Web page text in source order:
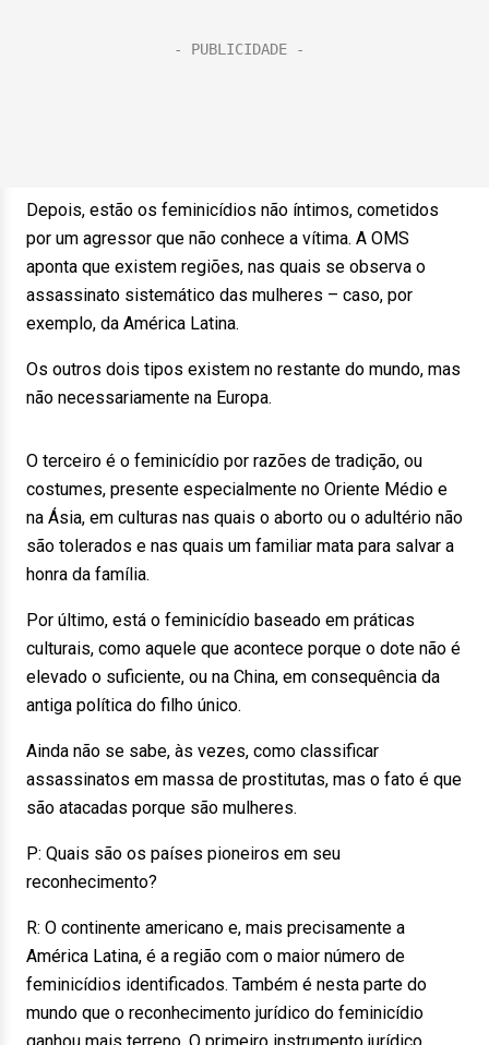
Depois, estão os feminicídios não íntimos, cometidos
por um agressor que não conhece a vítima. A OMS
aponta que existem regiões, nas quais se observa o
assassinato sistemático das mulheres – caso, por
exemplo, da América Latina.
Os outros dois tipos existem no restante do mundo, mas
não necessariamente na Europa.
O terceiro é o feminicídio por razões de tradição, ou
costumes, presente especialmente no Oriente Médio e
na Ásia, em culturas nas quais o aborto ou o adultério não
são tolerados e nas quais um familiar mata para salvar a
honra da família.
Por último, está o feminicídio baseado em práticas
culturais, como aquele que acontece porque o dote não é
elevado o suficiente, ou na China, em consequência da
antiga política do filho único.
Ainda não se sabe, às vezes, como classificar
assassinatos em massa de prostitutas, mas o fato é que
são atacadas porque são mulheres.
P: Quais são os países pioneiros em seu
reconhecimento?
R: O continente americano e, mais precisamente a
América Latina, é a região com o maior número de
feminicídios identificados. Também é nesta parte do
mundo que o reconhecimento jurídico do feminicídio